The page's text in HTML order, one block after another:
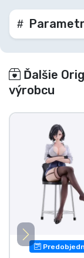
Ďalšie
výrobcu